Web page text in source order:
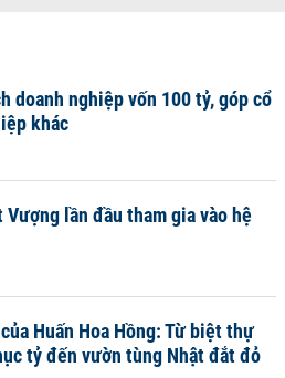
doanh nghiệp vốn 100 tỷ, góp cổ
khác
Vượng lần đầu tham gia vào hệ
Huấn Hoa Hồng: Từ biệt thự
tỷ đến vườn tùng Nhật đắt đỏ